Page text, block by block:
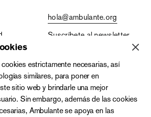
hola@ambulante.org
Suscríbete al newsletter
+52 (55) 4333 2019
estrictamente necesarias, así
similares, para poner en
sitio web y brindarle una mejor
Sin embargo, además de las cookies
Ambulante se apoya en las